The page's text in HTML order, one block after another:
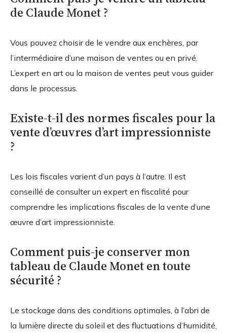
de Claude Monet ?
Vous pouvez choisir de le vendre aux enchères, par
l’intermédiaire d’une maison de ventes ou en privé.
L’expert en art ou la maison de ventes peut vous guider
dans le processus.
Existe-t-il des normes fiscales pour la
vente d’œuvres d’art impressionniste
?
Les lois fiscales varient d’un pays à l’autre. Il est
conseillé de consulter un expert en fiscalité pour
comprendre les implications fiscales de la vente d’une
œuvre d’art impressionniste.
Comment puis-je conserver mon
tableau de Claude Monet en toute
sécurité ?
Le stockage dans des conditions optimales, à l’abri de
la lumière directe du soleil et des fluctuations d’humidité,